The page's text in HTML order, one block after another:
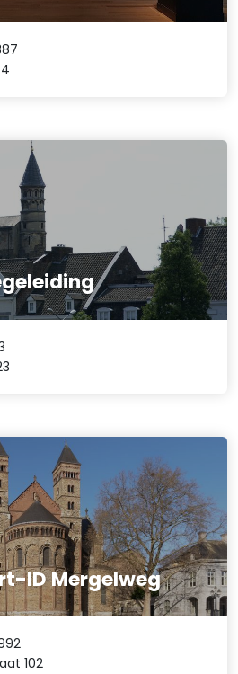
ID Mergelweg
102